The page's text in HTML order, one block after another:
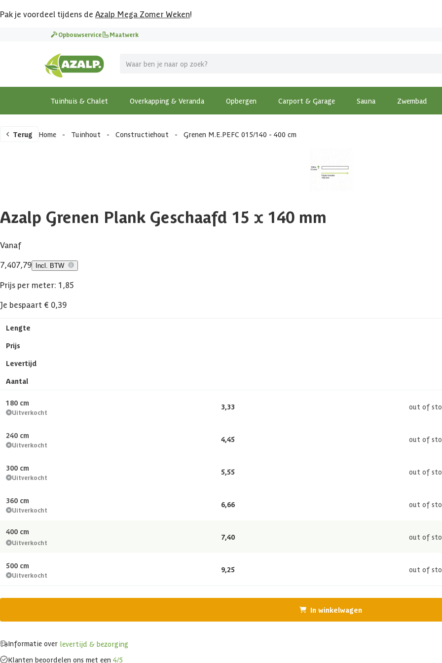
Pak je voordeel tijdens de Azalp Mega Zomer Weken!
Opbouwservice Maatwerk
Tuinhuis & Chalet Overkapping & Veranda Opbergen Carport & Garage Sauna Zwembad
Terug Home - Tuinhout - Constructiehout - Grenen M.E.PEFC 015/140 - 400 cm
Azalp Grenen Plank Geschaafd 15 x 140 mm
Vanaf
7,407,79 Incl. BTW
Prijs per meter: 1,85
Je bespaart € 0,39
Lengte
Prijs
Levertijd
Aantal
180 cm
Uitverkocht
out of
3,33
240 cm
Uitverkocht
out of
4,45
300 cm
Uitverkocht
out of
5,55
360 cm
Uitverkocht
out of
6,66
400 cm
Uitverkocht
out of
7,40
500 cm
Uitverkocht
out of
9,25
In winkelwagen
Informatie over levertijd & bezorging
Klanten beoordelen ons met een 4/5